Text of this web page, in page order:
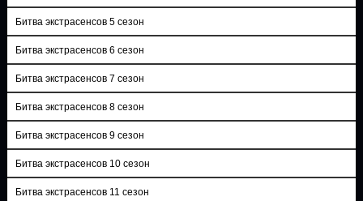
Битва экстрасенсов 5 сезон
Битва экстрасенсов 6 сезон
Битва экстрасенсов 7 сезон
Битва экстрасенсов 8 сезон
Битва экстрасенсов 9 сезон
Битва экстрасенсов 10 сезон
Битва экстрасенсов 11 сезон